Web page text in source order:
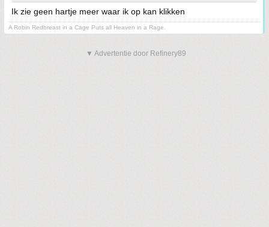
Ik zie geen hartje meer waar ik op kan klikken
A Robin Redbreast in a Cage Puts all Heaven in a Rage.
▼ Advertentie door Refinery89